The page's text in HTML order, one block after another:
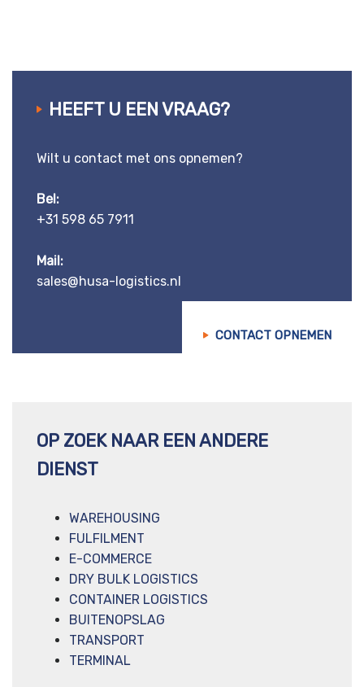
HEEFT U EEN VRAAG?
Wilt u contact met ons opnemen?
Bel:
+31 598 65 7911
Mail:
sales@husa-logistics.nl
CONTACT OPNEMEN
OP ZOEK NAAR EEN ANDERE
DIENST
WAREHOUSING
FULFILMENT
E-COMMERCE
DRY BULK LOGISTICS
CONTAINER LOGISTICS
BUITENOPSLAG
TRANSPORT
TERMINAL